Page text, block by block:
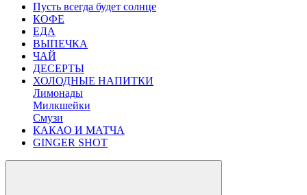
Пусть всегда будет солнце
КОФЕ
ЕДА
ВЫПЕЧКА
ЧАЙ
ДЕСЕРТЫ
ХОЛОДНЫЕ НАПИТКИ
Лимонады
Милкшейки
Смузи
КАКАО И МАТЧА
GINGER SHOT